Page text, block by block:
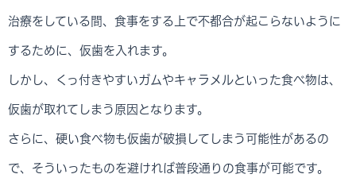
治療をしている間、食事をする上で不都合が起こらないように
するために、仮歯を入れます。
しかし、くっ付きやすいガムやキャラメルといった食べ物は、
仮歯が取れてしまう原因となります。
さらに、硬い食べ物も仮歯が破損してしまう可能性があるの
で、そういったものを避ければ普段通りの食事が可能です。